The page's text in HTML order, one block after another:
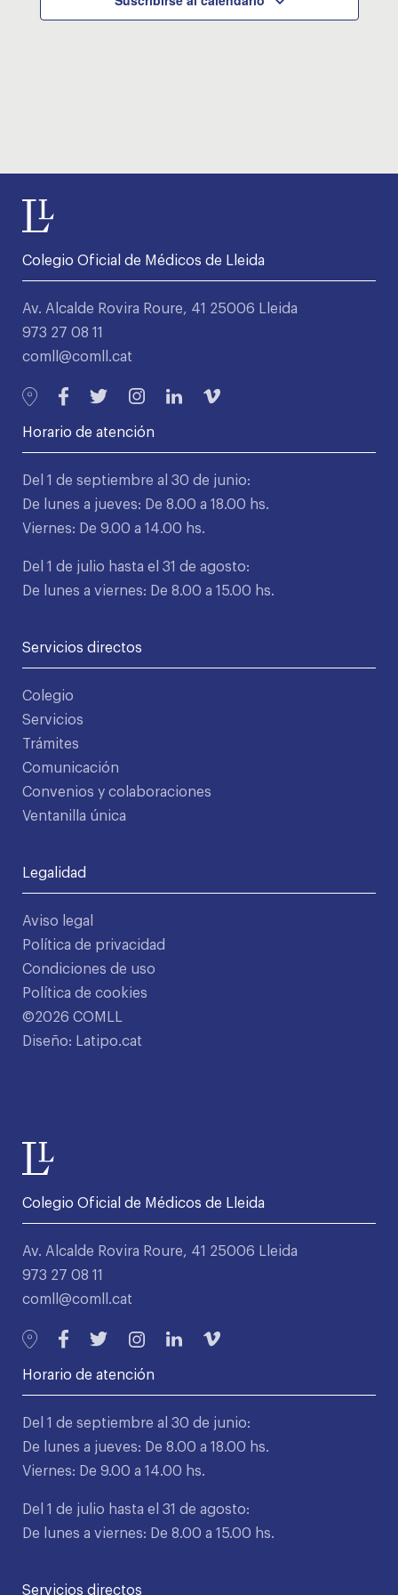
Colegio Oficial de Médicos de Lleida
Av. Alcalde Rovira Roure, 41 25006 Lleida
973 27 08 11
comll@comll.cat
Horario de atención
Del 1 de septiembre al 30 de junio:
De lunes a jueves: De 8.00 a 18.00 hs.
Viernes: De 9.00 a 14.00 hs.
Del 1 de julio hasta el 31 de agosto:
De lunes a viernes: De 8.00 a 15.00 hs.
Servicios directos
Colegio
Servicios
Trámites
Comunicación
Convenios y colaboraciones
Ventanilla única
Legalidad
Aviso legal
Política de privacidad
Condiciones de uso
Política de cookies
©2026 COMLL
Diseño: Latipo.cat
Colegio Oficial de Médicos de Lleida
Av. Alcalde Rovira Roure, 41 25006 Lleida
973 27 08 11
comll@comll.cat
Horario de atención
Del 1 de septiembre al 30 de junio:
De lunes a jueves: De 8.00 a 18.00 hs.
Viernes: De 9.00 a 14.00 hs.
Del 1 de julio hasta el 31 de agosto:
De lunes a viernes: De 8.00 a 15.00 hs.
Servicios directos